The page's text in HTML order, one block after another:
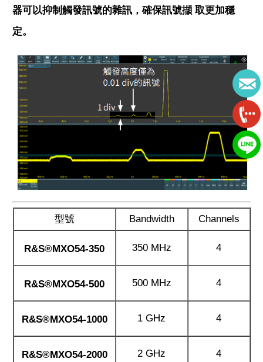
器可以抑制觸發訊號的雜訊，確保訊號擷 取更加穩
定。
型號 Bandwidth Channels
R&S®MXO54-350 350 MHz 4
R&S®MXO54-500 500 MHz 4
R&S®MXO54-1000 1 GHz 4
R&S®MXO54-2000 2 GHz 4